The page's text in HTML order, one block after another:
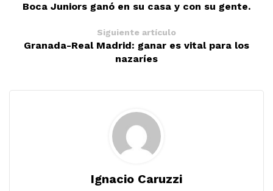
Boca Juniors ganó en su casa y con su gente.
Siguiente artículo
Granada-Real Madrid: ganar es vital para los
nazaríes
Ignacio Caruzzi